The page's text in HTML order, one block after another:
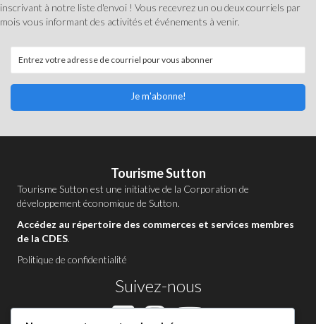
inscrivant à notre liste d'envoi ! Vous recevrez un ou deux courriels par
mois vous informant des activités et événements à venir.
Je m'abonne!
Tourisme Sutton
Tourisme Sutton est une initiative de la Corporation de
développement économique de Sutton.
Accédez au répertoire des commerces et services membres
de la CDES.
Politique de confidentialité
Suivez-nous